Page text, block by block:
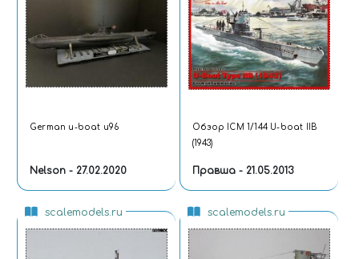
German u-boat u96
Nelson - 27.02.2020
Обзор ICM 1/144 U-boat IIB
(1943)
Правша - 21.05.2013
scalemodels.ru scalemodels.ru